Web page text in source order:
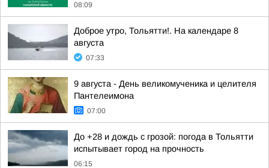
08:09
Доброе утро, Тольятти!. На календаре 8
августа
07:33
9 августа - День великомученика и целителя
Пантелеимона
07:00
До +28 и дождь с грозой: погода в Тольятти
испытывает город на прочность
06:15